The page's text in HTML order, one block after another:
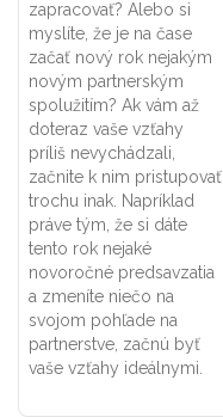
zapracovať? Alebo si
myslíte, že je na čase
začať nový rok nejakým
novým partnerským
spolužitím? Ak vám až
doteraz vaše vzťahy
príliš nevychádzali,
začnite k nim pristupovať
trochu inak. Napríklad
práve tým, že si dáte
tento rok nejaké
novoročné predsavzatia
a zmeníte niečo na
svojom pohľade na
partnerstve, začnú byť
vaše vzťahy ideálnymi.